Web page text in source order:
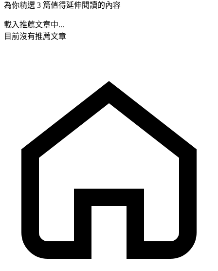
為你精選 3 篇值得延伸閱讀的內容
載入推薦文章中...
目前沒有推薦文章